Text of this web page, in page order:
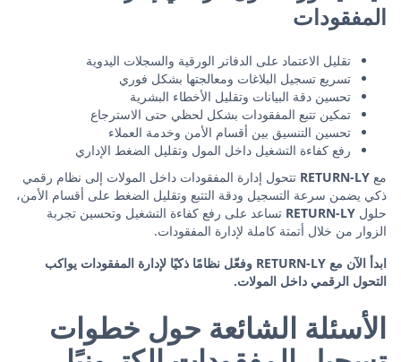
المفقودات
تقليل الاعتماد على الدفاتر الورقية والسجلات اليدوية
تسريع تسجيل البلاغات ومعالجتها بشكل فوري
تحسين دقة البيانات وتقليل الأخطاء البشرية
تمكين تتبع المفقودات بشكل لحظي حتى الاسترجاع
تحسين التنسيق بين أقسام الأمن وخدمة العملاء
رفع كفاءة التشغيل داخل المول وتقليل الضغط الإداري
مع RETURN-LY تتحول إدارة المفقودات داخل المولات إلى نظام رقمي
ذكي يضمن سرعة التسجيل ودقة التتبع وتقليل الضغط على أقسام الأمن،
حلول RETURN-LY تساعد على رفع كفاءة التشغيل وتحسين تجربة
الزوار من خلال أتمتة كاملة لإدارة المفقودات.
ابدأ الآن مع RETURN-LY وفعّل نظامًا ذكيًا لإدارة المفقودات يواكب
التحول الرقمي داخل المولات.
الأسئلة الشائعة حول خطوات